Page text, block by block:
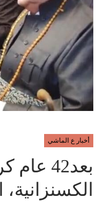
أخبار ع الماشي
بعد42